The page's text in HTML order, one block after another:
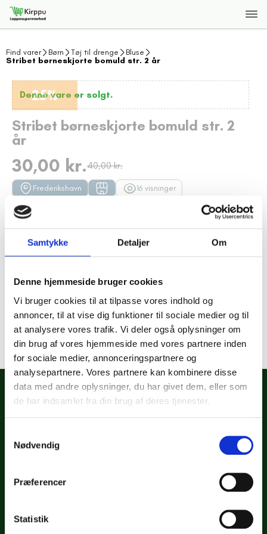
Samtykke Detaljer Om
Denne hjemmeside bruger cookies
Vi bruger cookies til at tilpasse vores indhold og
annoncer, til at vise dig funktioner til sociale medier og til
at analysere vores trafik. Vi deler også oplysninger om
din brug af vores hjemmeside med vores partnere inden
for sociale medier, annonceringspartnere og
analysepartnere. Vores partnere kan kombinere disse
data med andre oplysninger, du har givet dem, eller som
de har indsamlet fra din brug af deres tjenester.
Nødvendig
Præferencer
Statistik
Find varer Børn Tøj til drenge
Bluse
Stribet børneskjorte bomuld str. 2 år
25%
Denne vare er solgt.
Stribet børneskjorte bomuld str. 2
år
30,00 kr.40,00 kr.
Frederikshavn 16 visninger
Beskrivelse
En klassisk blåstribet skjorte, perfekt til en fest eller fin
begivenhed. Den bløde bomuldskvalitet sikrer god
komfort, og det ikoniske bjørne-logo giver et strejf af
charme. Et tidløst fund til enhver lejlighed.